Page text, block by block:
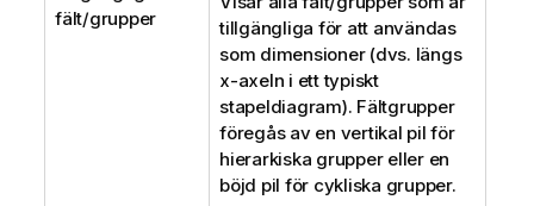
fält/grupper
tillgängliga för att användas
som dimensioner (dvs. längs
x-axeln i ett typiskt
stapeldiagram). Fältgrupper
föregås av en vertikal pil för
hierarkiska grupper eller en
böjd pil för cykliska grupper.